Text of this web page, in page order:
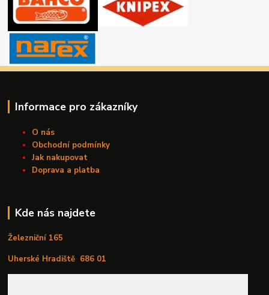
Informace pro zákazníky
O nás
Obchodní podmínky
Jak nakupovat
Doprava a platba
Kde nás najdete
Železniční 165
Uherské Hradiště 686 01